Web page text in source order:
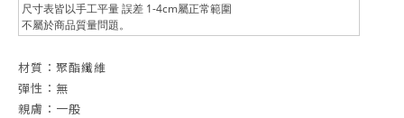
尺寸表皆以手工平量 誤差 1-4cm屬正常範圍
不屬於商品質量問題。
材質：聚酯纖維
彈性：無
親膚：一般